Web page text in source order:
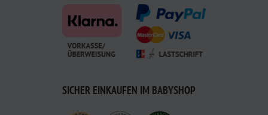
SICHER EINKAUFEN IM BABYSHOP